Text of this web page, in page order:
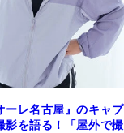
ーレ名古屋』のキャプ
影を語る！「屋外で撮